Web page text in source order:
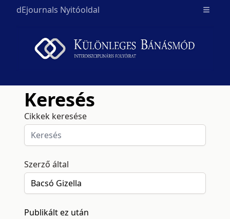
dEjournals Nyitóoldal Open
Keresés
Cikkek keresése
Szerző által
Publikált ez után